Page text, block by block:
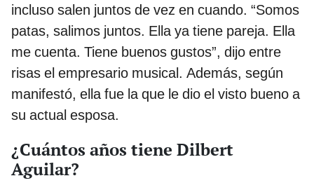
incluso salen juntos de vez en cuando. “Somos
patas, salimos juntos. Ella ya tiene pareja. Ella
me cuenta. Tiene buenos gustos”, dijo entre
risas el empresario musical. Además, según
manifestó, ella fue la que le dio el visto bueno a
su actual esposa.
¿Cuántos años tiene Dilbert
Aguilar?